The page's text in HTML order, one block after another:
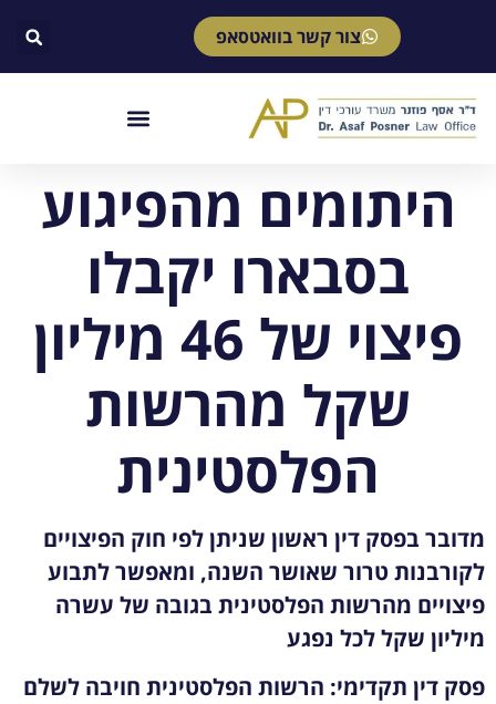
צור קשר בוואטסאפ
היתומים מהפיגוע
בסבארו יקבלו
פיצוי של 46 מיליון
שקל מהרשות
הפלסטינית
מדובר בפסק דין ראשון שניתן לפי חוק הפיצויים
לקורבנות טרור שאושר השנה, ומאפשר לתבוע
פיצויים מהרשות הפלסטינית בגובה של עשרה
מיליון שקל לכל נפגע
פסק דין תקדימי: הרשות הפלסטינית חויבה לשלם